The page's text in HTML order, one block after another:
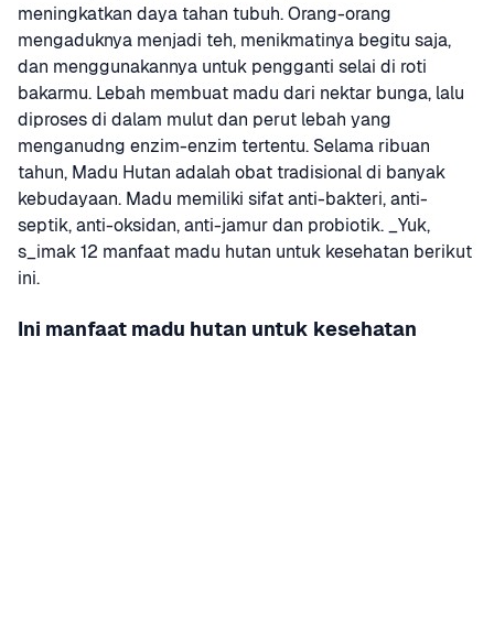
meningkatkan daya tahan tubuh. Orang-orang
mengaduknya menjadi teh, menikmatinya begitu saja,
dan menggunakannya untuk pengganti selai di roti
bakarmu. Lebah membuat madu dari nektar bunga, lalu
diproses di dalam mulut dan perut lebah yang
menganudng enzim-enzim tertentu. Selama ribuan
tahun, Madu Hutan adalah obat tradisional di banyak
kebudayaan. Madu memiliki sifat anti-bakteri, anti-
septik, anti-oksidan, anti-jamur dan probiotik. _Yuk,
s_imak 12 manfaat madu hutan untuk kesehatan berikut
ini.
Ini manfaat madu hutan untuk kesehatan